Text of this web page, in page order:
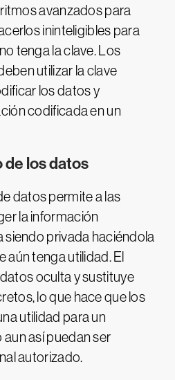
avanzados para
ininteligibles para
tenga la clave. Los
utilizar la clave
los datos y
codificada en un
de los datos
datos permite a las
la información
siendo privada haciéndola
aún tenga utilidad. El
oculta y sustituye
lo que hace que los
utilidad para un
así puedan ser
autorizado.